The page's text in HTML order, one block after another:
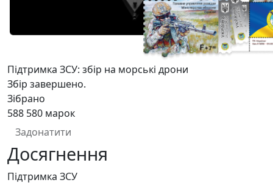
Підтримка ЗСУ: збір на морські дрони
Збір завершено.
Зібрано
588 580 марок
Задонатити
Досягнення
Підтримка ЗСУ